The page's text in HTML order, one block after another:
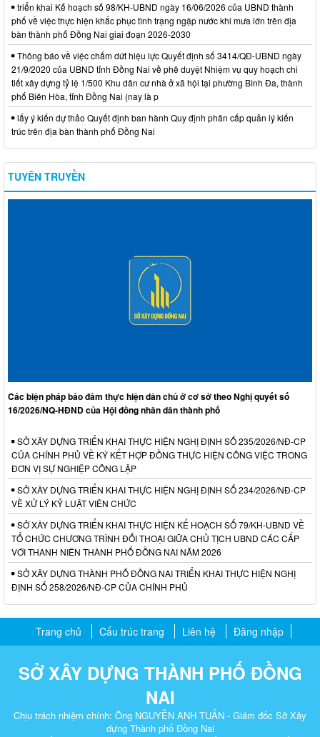
triển khai Kế hoạch số 98/KH-UBND ngày 16/06/2026 của UBND thành
phố về việc thực hiện khắc phục tình trạng ngập nước khi mưa lớn trên địa
bàn thành phố Đồng Nai giai đoạn 2026-2030
Thông báo về việc chấm dứt hiệu lực Quyết định số 3414/QĐ-UBND ngày
21/9/2020 của UBND tỉnh Đồng Nai về phê duyệt Nhiệm vụ quy hoạch chi
tiết xây dựng tỷ lệ 1/500 Khu dân cư nhà ở xã hội tại phường Bình Đa, thành
phố Biên Hòa, tỉnh Đồng Nai (nay là p
lấy ý kiến dự thảo Quyết định ban hành Quy định phân cấp quản lý kiến
trúc trên địa bàn thành phố Đồng Nai
TUYÊN TRUYỀN
Các biện pháp bảo đảm thực hiện dân chủ ở cơ sở theo Nghị quyết số
16/2026/NQ-HĐND của Hội đồng nhân dân thành phố
SỞ XÂY DỰNG TRIỂN KHAI THỰC HIỆN NGHỊ ĐỊNH SỐ 235/2026/NĐ-CP
CỦA CHÍNH PHỦ VỀ KÝ KẾT HỢP ĐỒNG THỰC HIỆN CÔNG VIỆC TRONG
ĐƠN VỊ SỰ NGHIỆP CÔNG LẬP
SỞ XÂY DỰNG TRIỂN KHAI THỰC HIỆN NGHỊ ĐỊNH SỐ 234/2026/NĐ-CP
VỀ XỬ LÝ KỶ LUẬT VIÊN CHỨC
SỞ XÂY DỰNG TRIỂN KHAI THỰC HIỆN KẾ HOẠCH SỐ 79/KH-UBND VỀ
TỔ CHỨC CHƯƠNG TRÌNH ĐỐI THOẠI GIỮA CHỦ TỊCH UBND CÁC CẤP
VỚI THANH NIÊN THÀNH PHỐ ĐỒNG NAI NĂM 2026
SỞ XÂY DỰNG THÀNH PHỐ ĐỒNG NAI TRIỂN KHAI THỰC HIỆN NGHỊ
ĐỊNH SỐ 258/2026/NĐ-CP CỦA CHÍNH PHỦ
Trang chủ Cấu trúc trang Liên hệ Đăng nhập
SỞ XÂY DỰNG THÀNH PHỐ ĐỒNG
NAI
Chịu trách nhiệm chính: Ông NGUYỄN ANH TUẤN - Giám đốc Sở Xây
dựng Thành phố Đồng Nai